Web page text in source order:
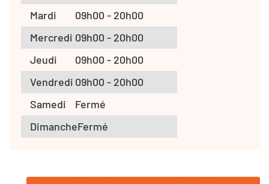
Mardi
09h00 - 20h00
Mercredi 09h00 - 20h00
Jeudi
09h00 - 20h00
Vendredi 09h00 - 20h00
Samedi
Fermé
DimancheFermé